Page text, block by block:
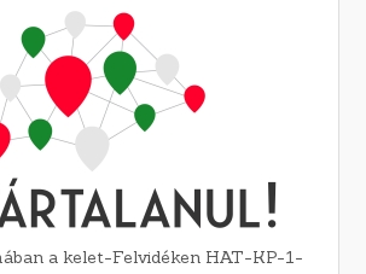
a kelet-Felvidéken HAT-KP-1-